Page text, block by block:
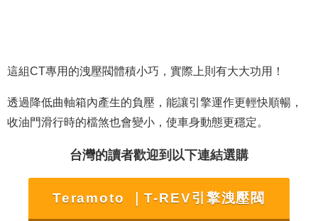
這組CT專用的洩壓閥體積小巧，實際上則有大大功用！
透過降低曲軸箱內產生的負壓，能讓引擎運作更輕快順暢，
收油門滑行時的檔煞也會變小，使車身動態更穩定。
台灣的讀者歡迎到以下連結選購
Teramoto ｜T-REV引擎洩壓閥